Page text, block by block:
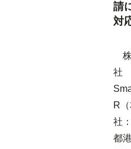
請
対
株
社
R
社
都